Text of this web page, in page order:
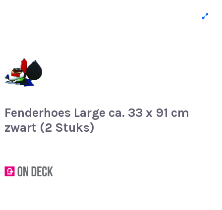
Fenderhoes Large ca. 33 x 91 cm
zwart (2 Stuks)